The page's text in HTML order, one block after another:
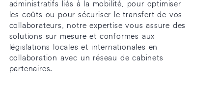
administratifs liés à la mobilité, pour optimiser
les coûts ou pour sécuriser le transfert de vos
collaborateurs, notre expertise vous assure des
solutions sur mesure et conformes aux
législations locales et internationales en
collaboration avec un réseau de cabinets
partenaires.